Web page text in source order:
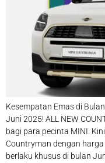
Kesempatan Emas di
Juni 2025! ALL NEW
bagi para pecinta MINI.
Countryman dengan
berlaku khusus di bulan